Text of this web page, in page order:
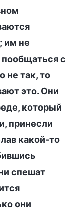
им не
с
не так, то
это. Они
который
принесли
какой-то
спешат
они